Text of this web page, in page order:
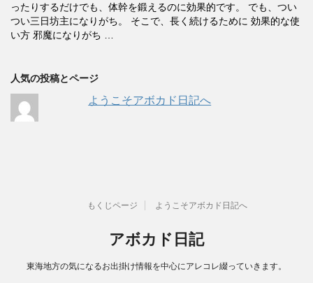
ったりするだけでも、体幹を鍛えるのに効果的です。 でも、つい
つい三日坊主になりがち。 そこで、長く続けるために 効果的な使
い方 邪魔になりがち …
人気の投稿とページ
ようこそアボカド日記へ
もくじページ ようこそアボカド日記へ
アボカド日記
東海地方の気になるお出掛け情報を中心にアレコレ綴っていきます。